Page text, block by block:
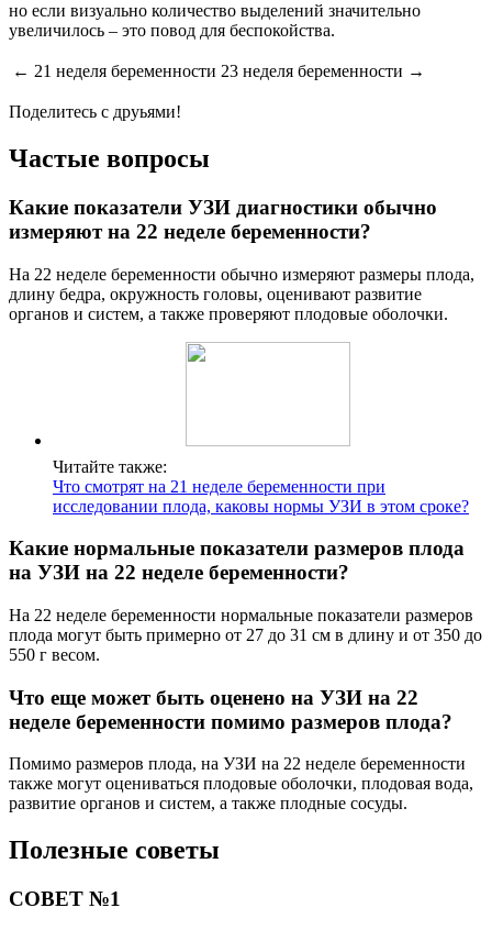
но если визуально количество выделений значительно
увеличилось – это повод для беспокойства.
← 21 неделя беременности 23 неделя беременности →
Поделитесь с друьями!
Частые вопросы
Какие показатели УЗИ диагностики обычно
измеряют на 22 неделе беременности?
На 22 неделе беременности обычно измеряют размеры плода,
длину бедра, окружность головы, оценивают развитие
органов и систем, а также проверяют плодовые оболочки.
Читайте также:
Что смотрят на 21 неделе беременности при
исследовании плода, каковы нормы УЗИ в этом сроке?
Какие нормальные показатели размеров плода
на УЗИ на 22 неделе беременности?
На 22 неделе беременности нормальные показатели размеров
плода могут быть примерно от 27 до 31 см в длину и от 350 до
550 г весом.
Что еще может быть оценено на УЗИ на 22
неделе беременности помимо размеров плода?
Помимо размеров плода, на УЗИ на 22 неделе беременности
также могут оцениваться плодовые оболочки, плодовая вода,
развитие органов и систем, а также плодные сосуды.
Полезные советы
СОВЕТ №1